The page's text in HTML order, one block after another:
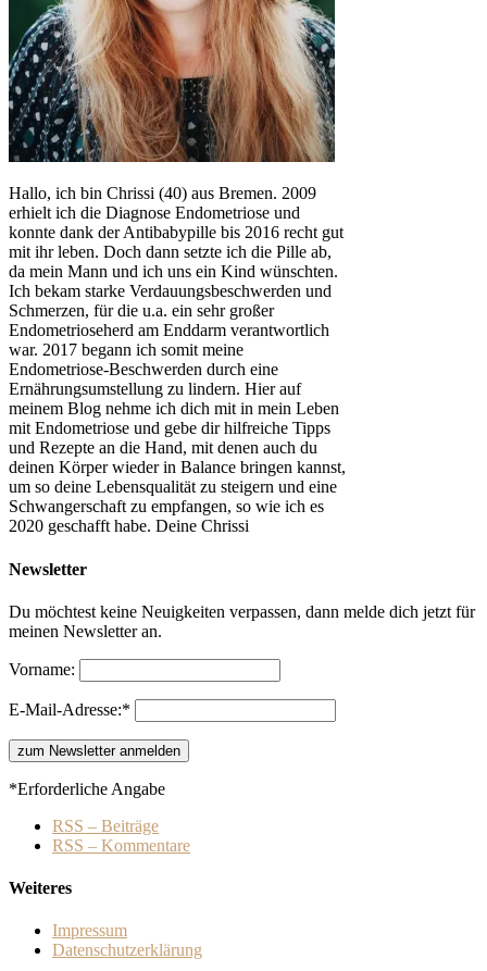
Hallo, ich bin Chrissi (40) aus Bremen. 2009
erhielt ich die Diagnose Endometriose und
konnte dank der Antibabypille bis 2016 recht gut
mit ihr leben. Doch dann setzte ich die Pille ab,
da mein Mann und ich uns ein Kind wünschten.
Ich bekam starke Verdauungsbeschwerden und
Schmerzen, für die u.a. ein sehr großer
Endometrioseherd am Enddarm verantwortlich
war. 2017 begann ich somit meine
Endometriose-Beschwerden durch eine
Ernährungsumstellung zu lindern. Hier auf
meinem Blog nehme ich dich mit in mein Leben
mit Endometriose und gebe dir hilfreiche Tipps
und Rezepte an die Hand, mit denen auch du
deinen Körper wieder in Balance bringen kannst,
um so deine Lebensqualität zu steigern und eine
Schwangerschaft zu empfangen, so wie ich es
2020 geschafft habe. Deine Chrissi
Newsletter
Du möchtest keine Neuigkeiten verpassen, dann melde dich jetzt für
meinen Newsletter an.
Vorname:
E-Mail-Adresse:*
*Erforderliche Angabe
RSS – Beiträge
RSS – Kommentare
Weiteres
Impressum
Datenschutzerklärung